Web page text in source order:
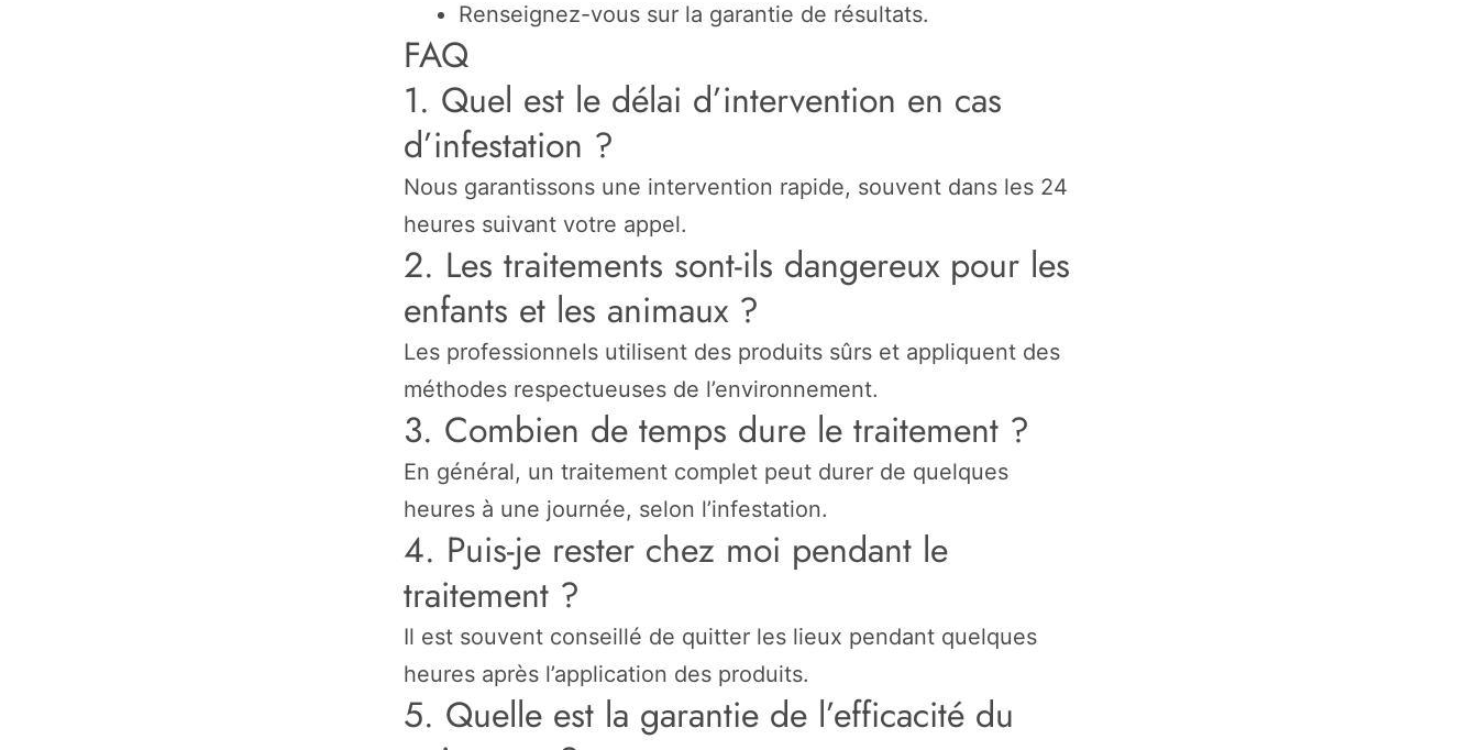
Renseignez-vous sur la garantie de résultats.
FAQ
1. Quel est le délai d’intervention en cas
d’infestation ?
Nous garantissons une intervention rapide, souvent dans les 24
heures suivant votre appel.
2. Les traitements sont-ils dangereux pour les
enfants et les animaux ?
Les professionnels utilisent des produits sûrs et appliquent des
méthodes respectueuses de l’environnement.
3. Combien de temps dure le traitement ?
En général, un traitement complet peut durer de quelques
heures à une journée, selon l’infestation.
4. Puis-je rester chez moi pendant le
traitement ?
Il est souvent conseillé de quitter les lieux pendant quelques
heures après l’application des produits.
5. Quelle est la garantie de l’efficacité du